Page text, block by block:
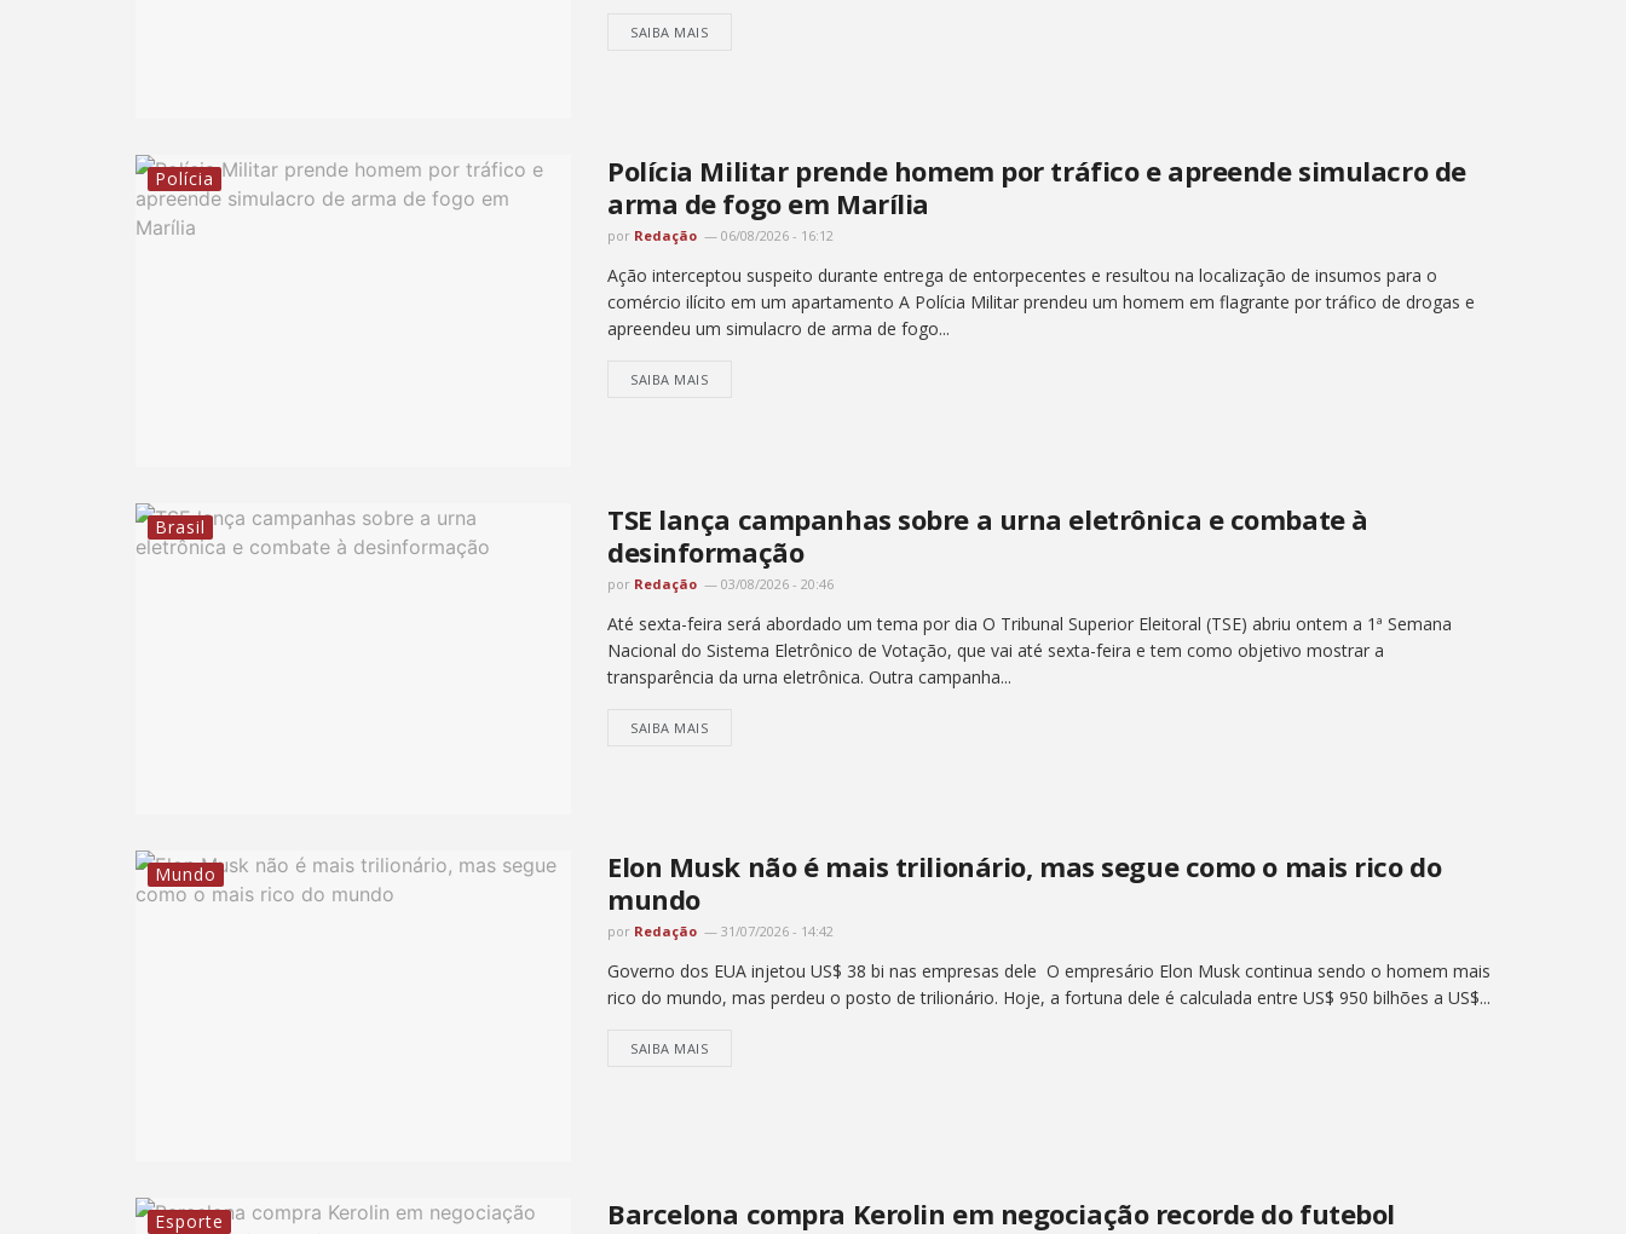
SAIBA MAIS
Polícia
Polícia Militar prende homem por tráfico e apreende simulacro de
arma de fogo em Marília
por Redação 06/08/2026 - 16:12
Ação interceptou suspeito durante entrega de entorpecentes e resultou na localização de insumos para o
comércio ilícito em um apartamento A Polícia Militar prendeu um homem em flagrante por tráfico de drogas e
apreendeu um simulacro de arma de fogo...
SAIBA MAIS
Brasil
TSE lança campanhas sobre a urna eletrônica e combate à
desinformação
por Redação 03/08/2026 - 20:46
Até sexta-feira será abordado um tema por dia O Tribunal Superior Eleitoral (TSE) abriu ontem a 1ª Semana
Nacional do Sistema Eletrônico de Votação, que vai até sexta-feira e tem como objetivo mostrar a
transparência da urna eletrônica. Outra campanha...
SAIBA MAIS
Mundo
Elon Musk não é mais trilionário, mas segue como o mais rico do
mundo
por Redação 31/07/2026 - 14:42
Governo dos EUA injetou US$ 38 bi nas empresas dele O empresário Elon Musk continua sendo o homem mais
rico do mundo, mas perdeu o posto de trilionário. Hoje, a fortuna dele é calculada entre US$ 950 bilhões a US$...
SAIBA MAIS
Esporte
Barcelona compra Kerolin em negociação recorde do futebol